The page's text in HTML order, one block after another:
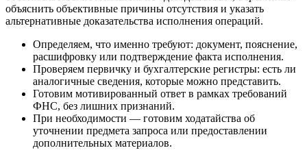
объяснить объективные причины отсутствия и указать
альтернативные доказательства исполнения операций.
Определяем, что именно требуют: документ, пояснение,
расшифровку или подтверждение факта исполнения.
Проверяем первичку и бухгалтерские регистры: есть ли
аналогичные сведения, которые можно представить.
Готовим мотивированный ответ в рамках требований
ФНС, без лишних признаний.
При необходимости — готовим ходатайства об
уточнении предмета запроса или предоставлении
дополнительных материалов.